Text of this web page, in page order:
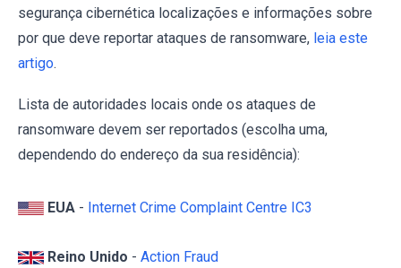
segurança cibernética localizações e informações sobre
por que deve reportar ataques de ransomware, leia este
artigo.
Lista de autoridades locais onde os ataques de
ransomware devem ser reportados (escolha uma,
dependendo do endereço da sua residência):
EUA - Internet Crime Complaint Centre IC3
Reino Unido - Action Fraud